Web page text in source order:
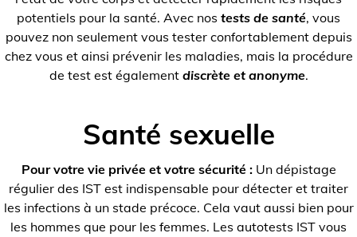
potentiels pour la santé. Avec nos tests de santé, vous
pouvez non seulement vous tester confortablement depuis
chez vous et ainsi prévenir les maladies, mais la procédure
de test est également discrète et anonyme.
Santé sexuelle
Pour votre vie privée et votre sécurité :Un dépistage
régulier des IST est indispensable pour détecter et traiter
les infections à un stade précoce. Cela vaut aussi bien pour
les hommes que pour les femmes. Les autotests IST vous